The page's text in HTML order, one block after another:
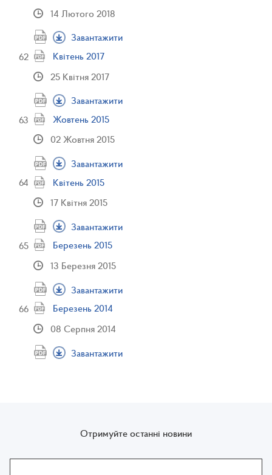
14 Лютого 2018
Завантажити
Квітень 2017
25 Квітня 2017
Завантажити
Жовтень 2015
02 Жовтня 2015
Завантажити
Квітень 2015
17 Квітня 2015
Завантажити
Березень 2015
13 Березня 2015
Завантажити
Березень 2014
08 Серпня 2014
Завантажити
Отримуйте останні новини